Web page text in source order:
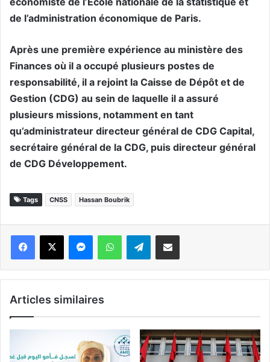
de l’administration économique de Paris.
Après une première expérience au ministère des
Finances où il a occupé plusieurs postes de
responsabilité, il a rejoint la Caisse de Dépôt et de
Gestion (CDG) au sein de laquelle il a assuré
plusieurs missions, notamment en tant
qu’administrateur directeur général de CDG Capital,
secrétaire général de la CDG, puis directeur général
de CDG Développement.
Tags CNSS Hassan Boubrik
WhatsApp Telegram
Articles similaires